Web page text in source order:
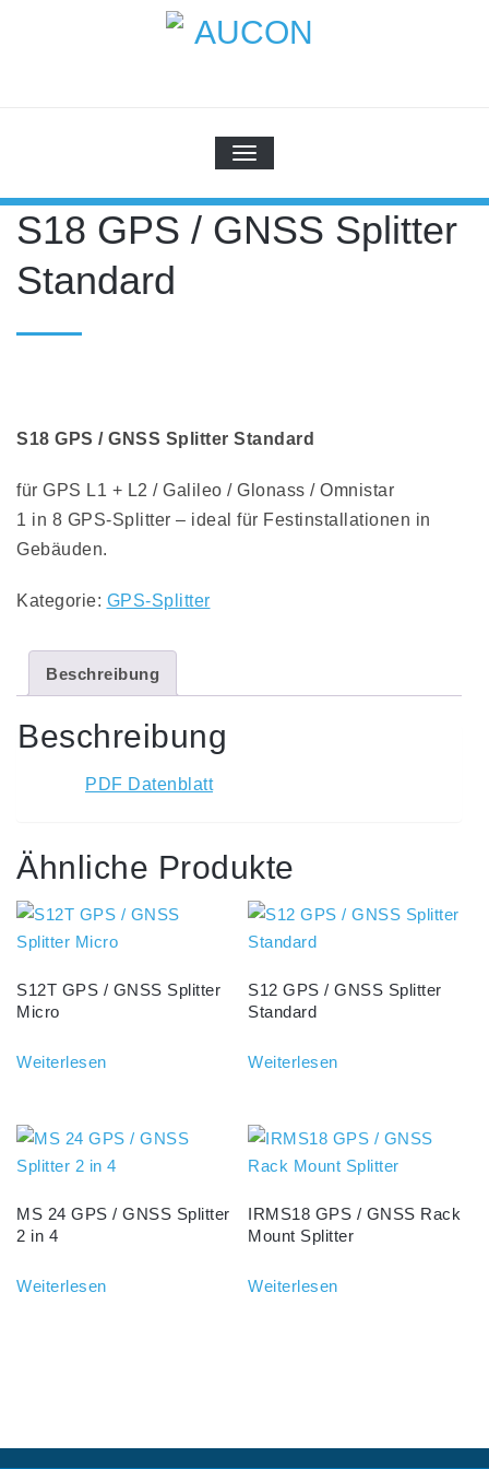
SCHALTE NAVIGATION
S18 GPS / GNSS Splitter
Standard
S18 GPS / GNSS Splitter Standard
für GPS L1 + L2 / Galileo / Glonass / Omnistar
1 in 8 GPS-Splitter – ideal für Festinstallationen in
Gebäuden.
Kategorie: GPS-Splitter
Beschreibung
Beschreibung
PDF Datenblatt
Ähnliche Produkte
S12T GPS / GNSS Splitter
Micro
Weiterlesen
S12 GPS / GNSS Splitter
Standard
Weiterlesen
MS 24 GPS / GNSS Splitter
2 in 4
Weiterlesen
IRMS18 GPS / GNSS Rack
Mount Splitter
Weiterlesen